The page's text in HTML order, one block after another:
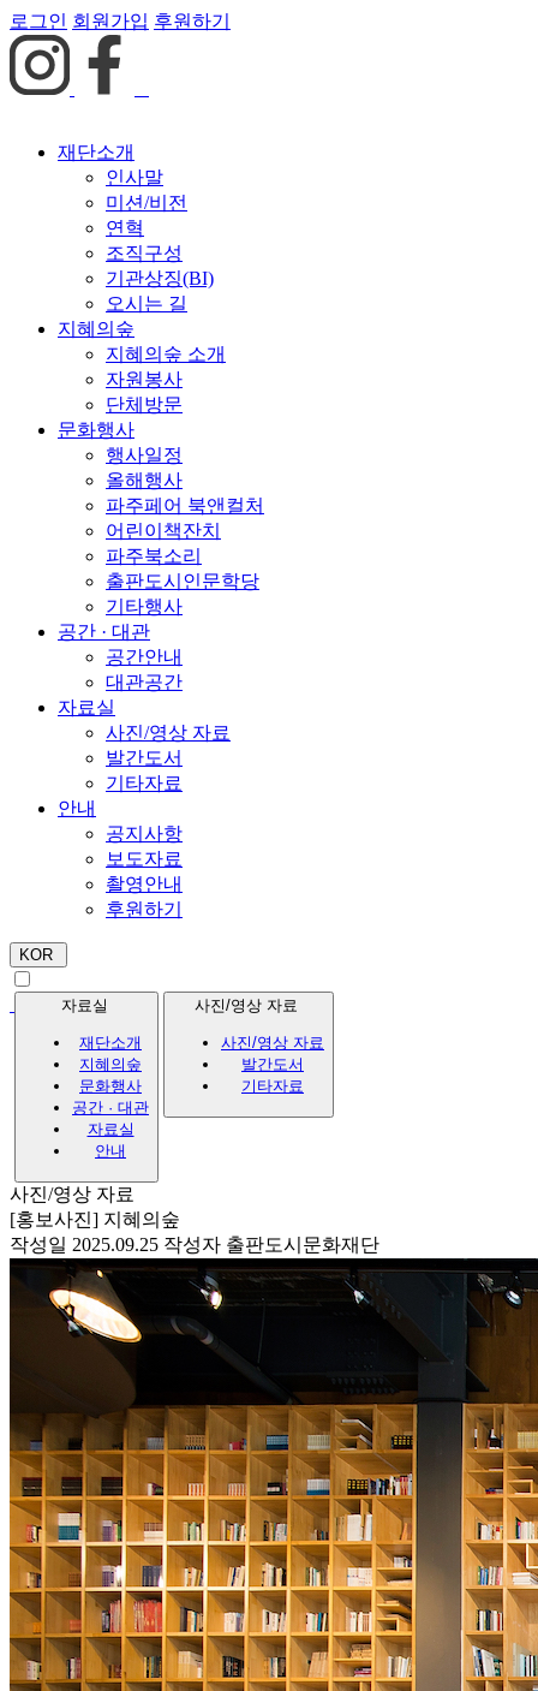
로그인 회원가입 후원하기
재단소개
인사말
미션/비전
연혁
조직구성
기관상징(BI)
오시는 길
지혜의숲
지혜의숲 소개
자원봉사
단체방문
문화행사
행사일정
올해행사
파주페어 북앤컬처
어린이책잔치
파주북소리
출판도시인문학당
기타행사
공간 · 대관
공간안내
대관공간
자료실
사진/영상 자료
발간도서
기타자료
안내
공지사항
보도자료
촬영안내
후원하기
KOR
자료실
재단소개
지혜의숲
문화행사
공간 · 대관
자료실
안내
사진/영상 자료
사진/영상 자료
발간도서
기타자료
사진/영상 자료
[홍보사진] 지혜의숲
작성일 2025.09.25 작성자 출판도시문화재단